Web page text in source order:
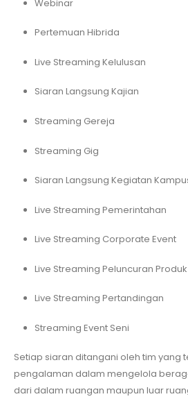
Webinar
Pertemuan Hibrida
Live Streaming Kelulusan
Siaran Langsung Kajian
Streaming Gereja
Streaming Gig
Siaran Langsung Kegiatan
Live Streaming Pemerintahan
Live Streaming Corporate Event
Live Streaming Peluncuran Produk
Live Streaming Pertandingan
Streaming Event Seni
Setiap siaran ditangani oleh tim yang
pengalaman dalam mengelola
dari dalam ruangan maupun luar